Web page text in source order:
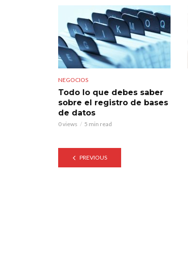
NEGOCIOS
Todo lo que debes saber
sobre el registro de bases
de datos
0 views 5 min read
PREVIOUS